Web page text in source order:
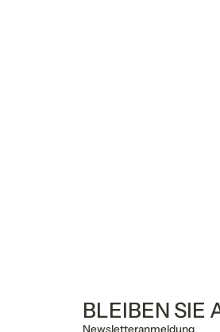
BLEIBEN SIE
Newsletteranmeldung